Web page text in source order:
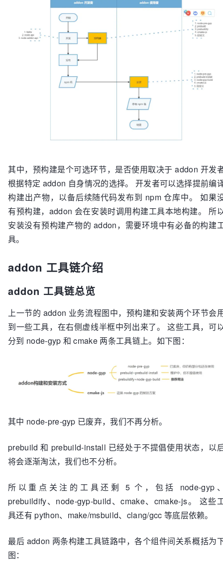
其中，预构建是个可选环节，是否使用取决于 addon 开发
根据特定 addon 自身情况的选择。 开发者可以选择提前编
构建出产物，以备后续随代码发布到 npm 仓库中。 如果
有预构建，addon 会在安装时调用构建工具本地构建。 所
安装没有预构建产物的 addon，需要环境中有必备的构建
具。
addon 工具链介绍
addon 工具链总览
上一节的 addon 业务流程图中，预构建和安装两个环节会
到一些工具，在右侧虚线半框中列出来了。 这些工具，可
分到 node-gyp 和 cmake 两条工具链上。如下图：
其中 node-pre-gyp 已废弃，我们不再分析。
prebuild 和 prebuild-install 已经处于不提倡使用状态，以
将会逐渐淘汰，我们也不分析。
所以重点关注的工具还剩 5 个，包括 node-gyp
prebuildify、node-gyp-build、cmake、cmake-js。 这些
具还有 python、make/msbuild、clang/gcc 等底层依赖。
最后 addon 两条构建工具链路中，各个组件间关系概括为
图：